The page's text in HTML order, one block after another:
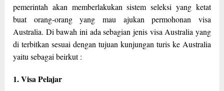
pemerintah akan memberlakukan sistem seleksi yang ketat
buat orang-orang yang mau ajukan permohonan visa
Australia. Di bawah ini ada sebagian jenis visa Australia yang
di terbitkan sesuai dengan tujuan kunjungan turis ke Australia
yaitu sebagai beirkut :
1. Visa Pelajar